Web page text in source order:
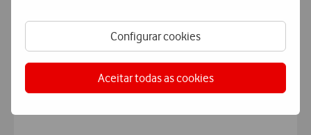
Configurar cookies
Aceitar todas as cookies
Características
Accordeon
Mais Características